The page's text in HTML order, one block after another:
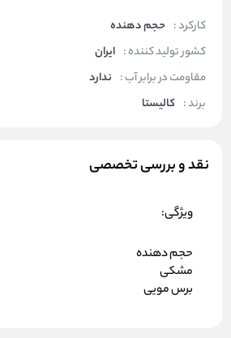
کارکرد : حجم دهنده
کشور تولید کننده : ایران
مقاومت در برابر آب : ندارد
برند : کالیستا
نقد و بررسی تخصصی
ویژگی:
حجم دهنده
مشکی
برس مویی